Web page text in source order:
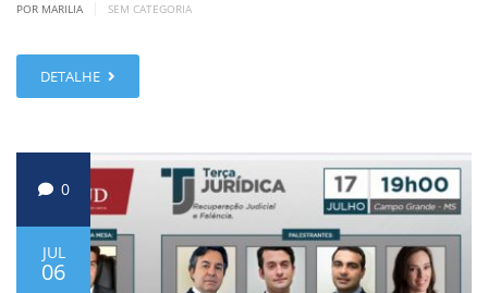
POR MARILIA SEM CATEGORIA
DETALHE
0
JUL
06